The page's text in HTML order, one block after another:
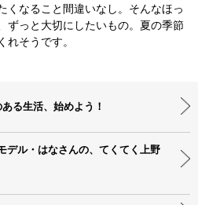
くなること間違いなし。そんなほっ
ずっと大切にしたいもの。夏の季節
れそうです。
る生活、始めよう！
ル・はなさんの、てくてく上野